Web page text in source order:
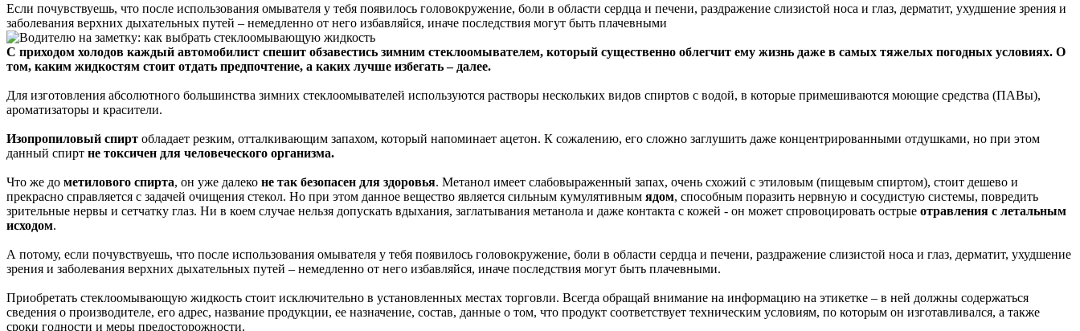
Если почувствуешь, что после использования омывателя у тебя появилось головокружение, боли в области сердца и печени, раздражение слизистой носа и глаз, дерматит, ухудшение зрения и
заболевания верхних дыхательных путей – немедленно от него избавляйся, иначе последствия могут быть плачевными
С приходом холодов каждый автомобилист спешит обзавестись зимним стеклоомывателем, который существенно облегчит ему жизнь даже в самых тяжелых погодных условиях. О
том, каким жидкостям стоит отдать предпочтение, а каких лучше избегать – далее.
Для изготовления абсолютного большинства зимних стеклоомывателей используются растворы нескольких видов спиртов с водой, в которые примешиваются моющие средства (ПАВы),
ароматизаторы и красители.
Изопропиловый спирт обладает резким, отталкивающим запахом, который напоминает ацетон. К сожалению, его сложно заглушить даже концентрированными отдушками, но при этом
данный спирт не токсичен для человеческого организма.
Что же до метилового спирта, он уже далеко не так безопасен для здоровья. Метанол имеет слабовыраженный запах, очень схожий с этиловым (пищевым спиртом), стоит дешево и
прекрасно справляется с задачей очищения стекол. Но при этом данное вещество является сильным кумулятивным ядом, способным поразить нервную и сосудистую системы, повредить
зрительные нервы и сетчатку глаз. Ни в коем случае нельзя допускать вдыхания, заглатывания метанола и даже контакта с кожей - он может спровоцировать острые отравления с летальным
исходом.
А потому, если почувствуешь, что после использования омывателя у тебя появилось головокружение, боли в области сердца и печени, раздражение слизистой носа и глаз, дерматит, ухудшение
зрения и заболевания верхних дыхательных путей – немедленно от него избавляйся, иначе последствия могут быть плачевными.
Приобретать стеклоомывающую жидкость стоит исключительно в установленных местах торговли. Всегда обращай внимание на информацию на этикетке – в ней должны содержаться
сведения о производителе, его адрес, название продукции, ее назначение, состав, данные о том, что продукт соответствует техническим условиям, по которым он изготавливался, а также
сроки годности и меры предосторожности.